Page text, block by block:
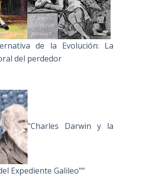
de la Evolución: La
del perdedor
"Charles Darwin y la
Expediente Galileo""